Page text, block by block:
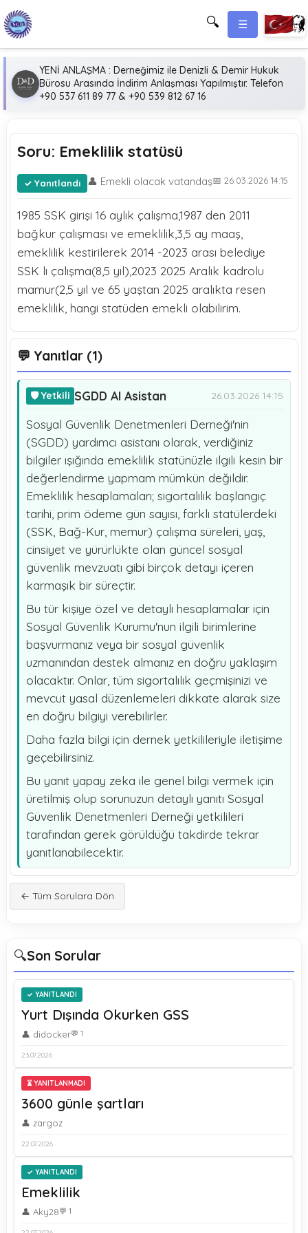
🔍 ☰
YENİ ANLAŞMA : Derneğimiz ile Denizli & Demir Hukuk
Bürosu Arasında İndirim Anlaşması Yapılmıştır. Telefon
+90 537 611 89 77 & +90 539 812 67 16
Soru: Emeklilik statüsü
Yanıtlandı 👤 Emekli olacak vatandaş📅 26.03.2026 14:15
1985 SSK girişi 16 aylık çalışma,1987 den 2011
bağkur çalışması ve emeklilik,3,5 ay maaş,
emeklilik kestirilerek 2014 -2023 arası belediye
SSK lı çalışma(8,5 yıl),2023 2025 Aralık kadrolu
mamur(2,5 yıl ve 65 yaştan 2025 aralıkta resen
emeklilik, hangi statüden emekli olabilirim.
💬 Yanıtlar (1)
🛡️ Yetkili SGDD AI Asistan 26.03.2026 14:15
Sosyal Güvenlik Denetmenleri Derneği'nin
(SGDD) yardımcı asistanı olarak, verdiğiniz
bilgiler ışığında emeklilik statünüzle ilgili kesin bir
değerlendirme yapmam mümkün değildir.
Emeklilik hesaplamaları; sigortalılık başlangıç
tarihi, prim ödeme gün sayısı, farklı statülerdeki
(SSK, Bağ-Kur, memur) çalışma süreleri, yaş,
cinsiyet ve yürürlükte olan güncel sosyal
güvenlik mevzuatı gibi birçok detayı içeren
karmaşık bir süreçtir.
Bu tür kişiye özel ve detaylı hesaplamalar için
Sosyal Güvenlik Kurumu'nun ilgili birimlerine
başvurmanız veya bir sosyal güvenlik
uzmanından destek almanız en doğru yaklaşım
olacaktır. Onlar, tüm sigortalılık geçmişinizi ve
mevcut yasal düzenlemeleri dikkate alarak size
en doğru bilgiyi verebilirler.
Daha fazla bilgi için dernek yetkilileriyle iletişime
geçebilirsiniz.
Bu yanıt yapay zeka ile genel bilgi vermek için
üretilmiş olup sorunuzun detaylı yanıtı Sosyal
Güvenlik Denetmenleri Derneği yetkilileri
tarafından gerek görüldüğü takdirde tekrar
yanıtlanabilecektir.
← Tüm Sorulara Dön
🔍Son Sorular
YANITLANDI
Yurt Dışında Okurken GSS
👤 didocker💬 1
23.07.2026
⏳ YANITLANMADI
3600 günle şartları
👤 zargoz
22.07.2026
YANITLANDI
Emeklilik
👤 Aky28💬 1